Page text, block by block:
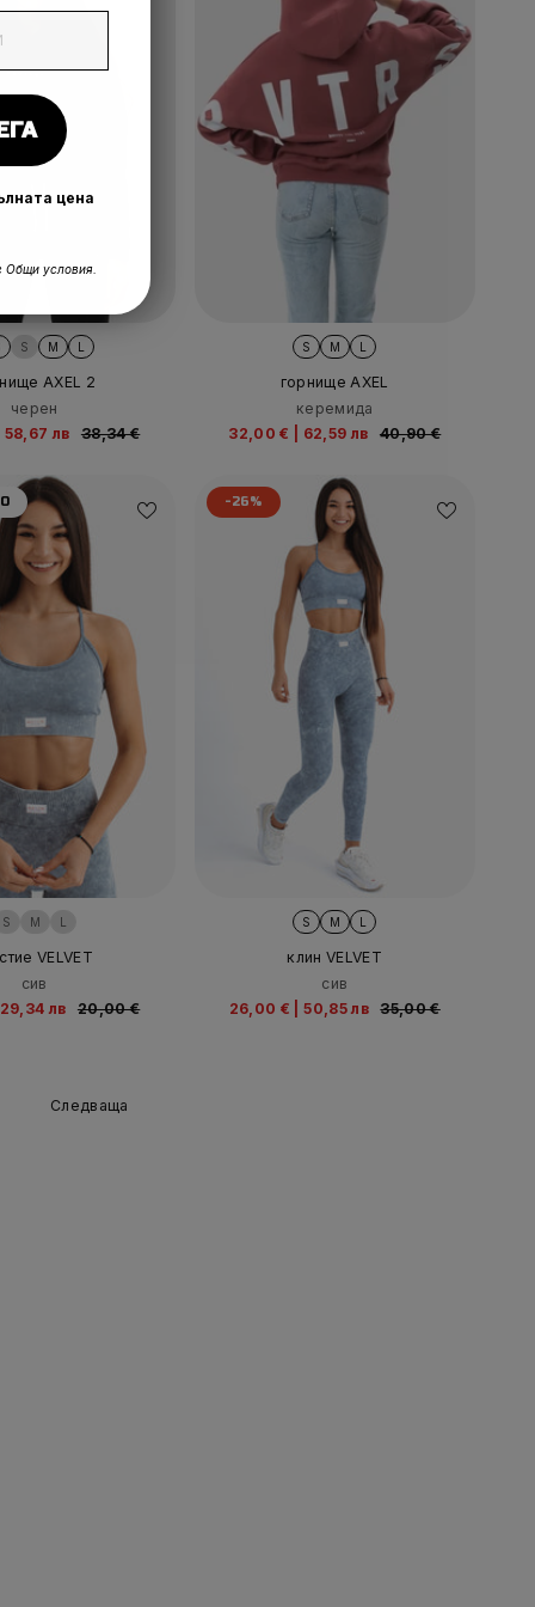
S M
AXEL 2
черен
58,67 лв 38,34 €
S M
горнище AXEL
керемида
32,00 €
62,59 лв 40,90 €
S M L
VELVET
сив
29,34 лв 20,00 €
-26%
S M L
клин VELVET
сив
26,00 €
50,85 лв 35,00 €
Следваща
цена
Общи условия.